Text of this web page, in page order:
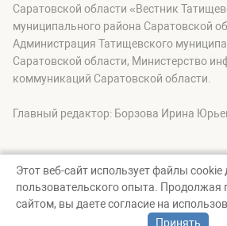
Саратовской области «Вестник
муниципального района Саратовской
Администрация Татищевского
Саратовской области, Министерство
коммуникаций Саратовской области.
Главный редактор: Борзова Ирина
© Вестник Татищевского
Создание сайта — nopreset
Этот веб-сайт использует файлы cookie
пользовательского опыта. Продолжая
сайтом, вы даете согласие на
Принять